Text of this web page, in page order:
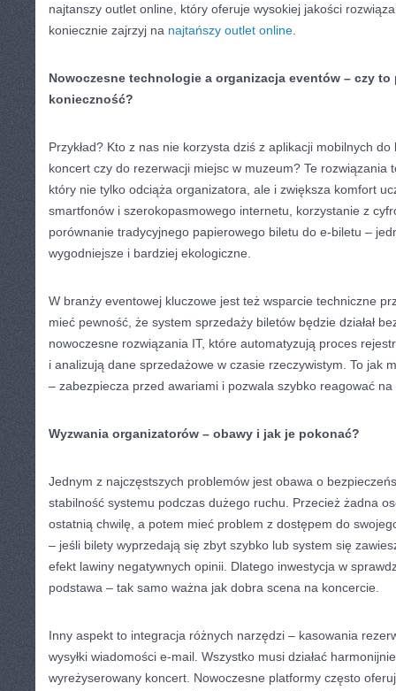
najtanszy outlet online, który oferuje wysokiej jakości
koniecznie zajrzyj na najtańszy outlet online
Nowoczesne technologie a organizacja eventów – czy to
konieczność?
Przykład? Kto z nas nie korzysta dziś z aplikacji mobilnych
koncert czy do rezerwacji miejsc w muzeum? Te rozwiązania
który nie tylko odciąża organizatora, ale i zwiększa komfort
smartfonów i szerokopasmowego internetu, korzystanie z
porównanie tradycyjnego papierowego biletu do e-biletu –
wygodniejsze i bardziej ekologiczne.
W branży eventowej kluczowe jest też wsparcie techniczne
mieć pewność, że system sprzedaży biletów będzie działał
nowoczesne rozwiązania IT, które automatyzują proces
i analizują dane sprzedażowe w czasie rzeczywistym. To jak
– zabezpiecza przed awariami i pozwala szybko reagować
Wyzwania organizatorów – obawy i jak je pokonać?
Jednym z najczęstszych problemów jest obawa o
stabilność systemu podczas dużego ruchu. Przecież żadna
ostatnią chwilę, a potem mieć problem z dostępem do
– jeśli bilety wyprzedają się zbyt szybko lub system się
efekt lawiny negatywnych opinii. Dlatego inwestycja w
podstawa – tak samo ważna jak dobra scena na koncercie.
Inny aspekt to integracja różnych narzędzi – kasowania
wysyłki wiadomości e-mail. Wszystko musi działać
wyreżyserowany koncert. Nowoczesne platformy często